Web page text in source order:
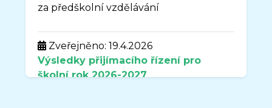
za předškolní vzdělávání
Zveřejněno: 19.4.2026
Výsledky přijímacího řízení pro
školní rok2026-2027